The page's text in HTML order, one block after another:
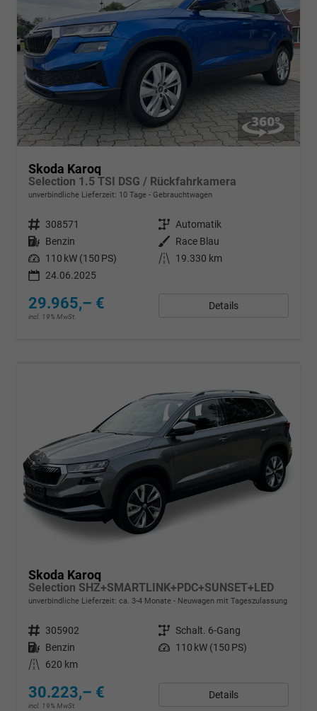
Skoda Karoq
Selection 1.5 TSI DSG / Rückfahrkamera
unverbindliche Lieferzeit: 10 Tage Gebrauchtwagen
Fahrzeugnr. 308571 Getriebe Automatik
Kraftstoff Benzin Außenfarbe
Race Blau
Leistung 110 kW (150 PS) Kilometerstand
19.330 km
24.06.2025
29.965,– €
incl. 19% MwSt.
Details
Skoda Karoq
Selection SHZ+SMARTLINK+PDC+SUNSET+LED
unverbindliche Lieferzeit: ca. 3-4 Monate Neuwagen mit Tageszulassung
Fahrzeugnr. 305902 Getriebe Schalt. 6-Gang
Kraftstoff Benzin Leistung 110 kW (150 PS)
Kilometerstand
620 km
30.223,– €
incl. 19% MwSt.
Details